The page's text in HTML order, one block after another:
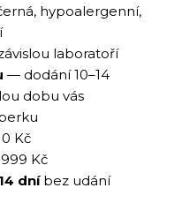
hypoalergenní,
laboratoří
— dodání 10–14
dobu vás
Kč
Kč
dníbez udání